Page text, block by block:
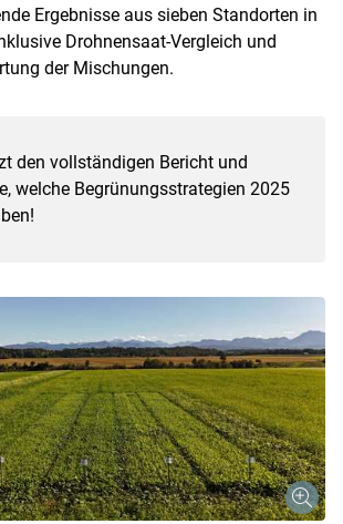
to main content
Ergebnisse aus sieben Standorten in
Drohnensaat-Vergleich und
der Mischungen.
den vollständigen Bericht und
welche Begrünungsstrategien 2025